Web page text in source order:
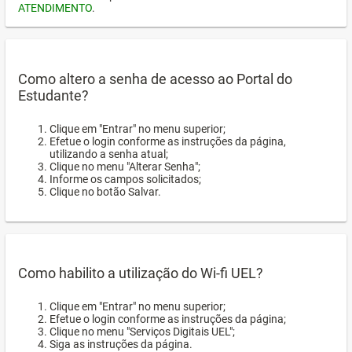
ATENDIMENTO.
Como altero a senha de acesso ao Portal do
Estudante?
Clique em "Entrar" no menu superior;
Efetue o login conforme as instruções da página,
utilizando a senha atual;
Clique no menu "Alterar Senha";
Informe os campos solicitados;
Clique no botão Salvar.
Como habilito a utilização do Wi-fi UEL?
Clique em "Entrar" no menu superior;
Efetue o login conforme as instruções da página;
Clique no menu "Serviços Digitais UEL";
Siga as instruções da página.